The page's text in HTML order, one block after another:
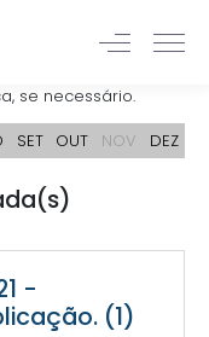
se necessário.
SET OUT NOV DEZ
-
(1)